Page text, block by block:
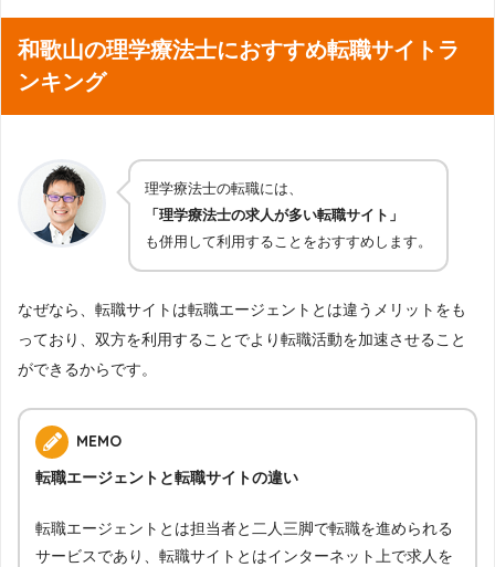
和歌山の理学療法士におすすめ転職サイトラ
ンキング
理学療法士の転職には、
「理学療法士の求人が多い転職サイト」
も併用して利用することをおすすめします。
なぜなら、転職サイトは転職エージェントとは違うメリットをも
っており、双方を利用することでより転職活動を加速させること
ができるからです。
MEMO
転職エージェントと転職サイトの違い
転職エージェントとは担当者と二人三脚で転職を進められる
サービスであり、転職サイトとはインターネット上で求人を